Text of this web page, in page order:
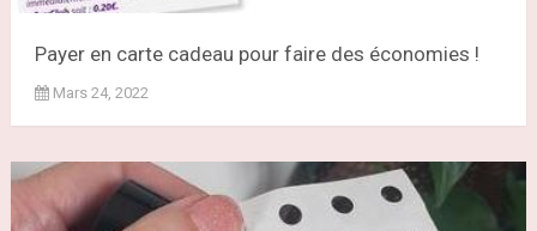
Payer en carte cadeau pour faire des économies !
Mars 24, 2022